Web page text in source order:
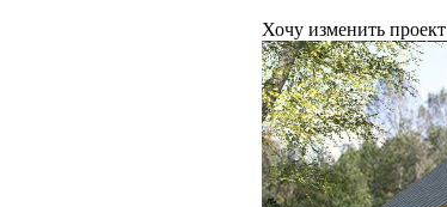
Хочу изменить проект